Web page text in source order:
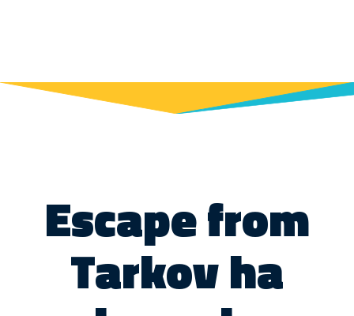
Escape from
Tarkov ha